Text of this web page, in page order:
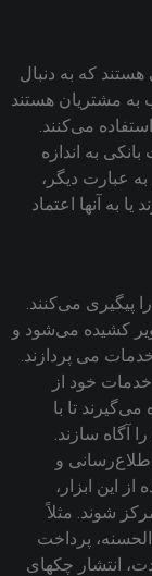
که به دنبال
به مشتریان هستند
می‌کنند.
به اندازه
عبارت دیگر،
به آنها اعتماد
پیگیری می‌کنند.
کشیده می‌شود و
می پردازند.
خود از
تا با
آگاه سازند.
و
این ابزار،
شوند. مثلاً
پرداخت
انتشار چکهای